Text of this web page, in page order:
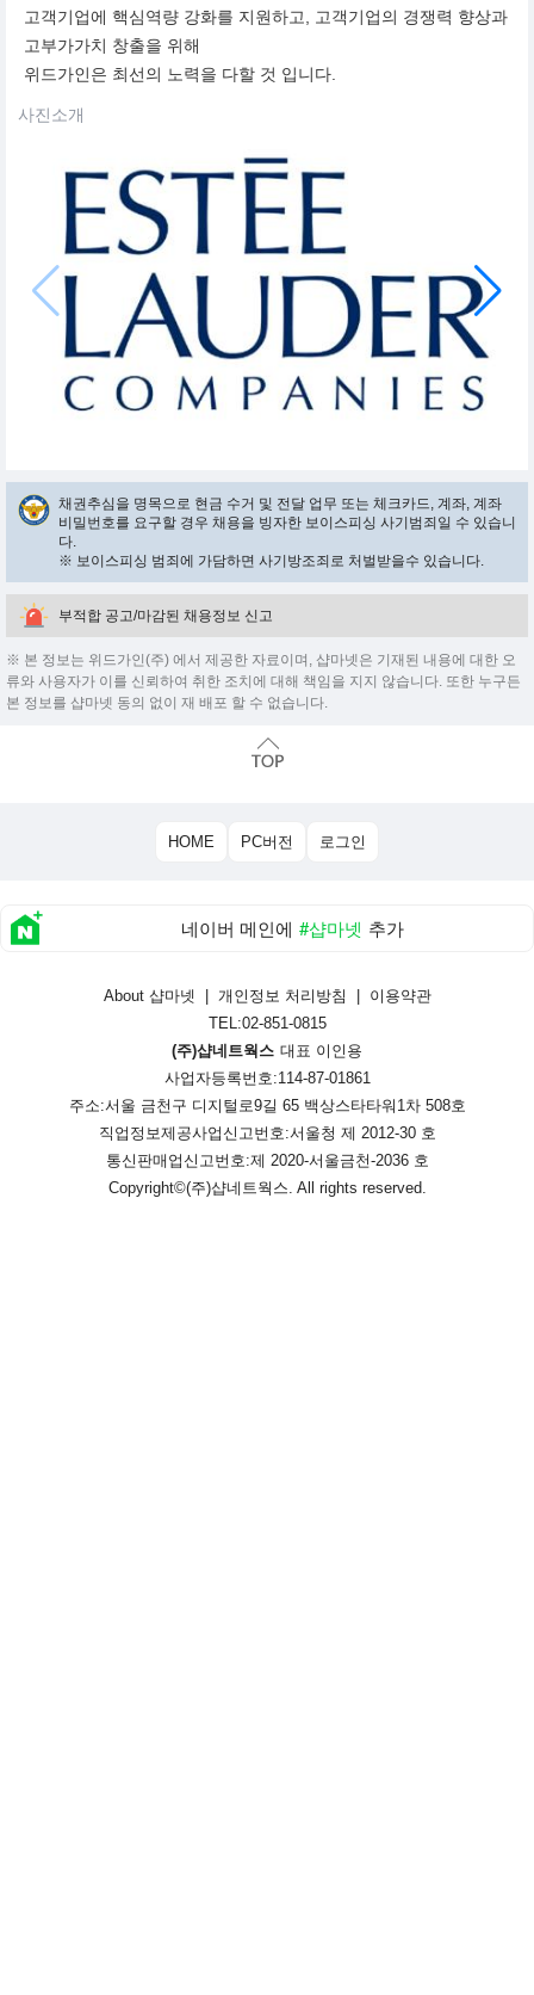
고객기업에 핵심역량 강화를 지원하고, 고객기업의 경쟁력 향상과
고부가가치 창출을 위해
위드가인은 최선의 노력을 다할 것 입니다.
사진소개
채권추심을 명목으로 현금 수거 및 전달 업무 또는 체크카드, 계좌, 계좌
비밀번호를 요구할 경우 채용을 빙자한 보이스피싱 사기범죄일 수 있습니
다.
※ 보이스피싱 범죄에 가담하면 사기방조죄로 처벌받을수 있습니다.
부적합 공고/마감된 채용정보 신고
※ 본 정보는 위드가인(주) 에서 제공한 자료이며, 샵마넷은 기재된 내용에 대한 오
류와 사용자가 이를 신뢰하여 취한 조치에 대해 책임을 지지 않습니다. 또한 누구든
본 정보를 샵마넷 동의 없이 재 배포 할 수 없습니다.
HOME PC버전 로그인
네이버 메인에 #샵마넷 추가
About 샵마넷 | 개인정보 처리방침 | 이용약관
TEL:02-851-0815
(주)샵네트웍스 대표 이인용
사업자등록번호:114-87-01861
주소:서울 금천구 디지털로9길 65 백상스타타워1차 508호
직업정보제공사업신고번호:서울청 제 2012-30 호
통신판매업신고번호:제 2020-서울금천-2036 호
Copyright©(주)샵네트웍스 . All rights reserved.